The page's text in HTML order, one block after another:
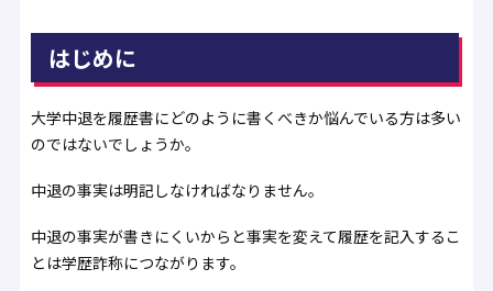
はじめに
大学中退を履歴書にどのように書くべきか悩んでいる方は多い
のではないでしょうか。
中退の事実は明記しなければなりません。
中退の事実が書きにくいからと事実を変えて履歴を記入するこ
とは学歴詐称につながります。